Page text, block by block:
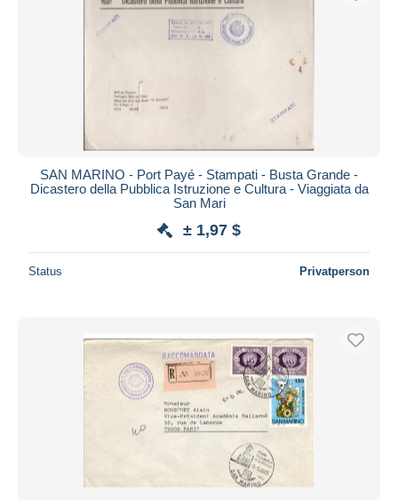
SAN MARINO - Port Payé - Stampati - Busta Grande -
Dicastero della Pubblica Istruzione e Cultura - Viaggiata da
San Mari
± 1,97 $
Status Privatperson